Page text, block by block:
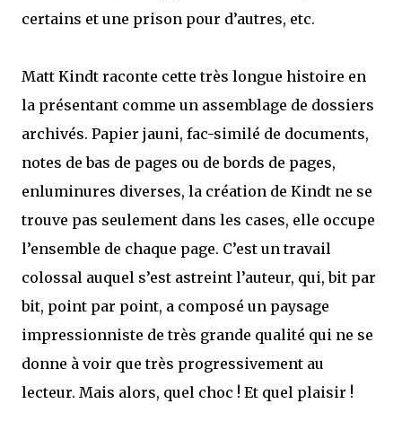
certains et une prison pour d’autres, etc.
Matt Kindt raconte cette très longue histoire en
la présentant comme un assemblage de dossiers
archivés. Papier jauni, fac-similé de documents,
notes de bas de pages ou de bords de pages,
enluminures diverses, la création de Kindt ne se
trouve pas seulement dans les cases, elle occupe
l’ensemble de chaque page. C’est un travail
colossal auquel s’est astreint l’auteur, qui, bit par
bit, point par point, a composé un paysage
impressionniste de très grande qualité qui ne se
donne à voir que très progressivement au
lecteur. Mais alors, quel choc ! Et quel plaisir !